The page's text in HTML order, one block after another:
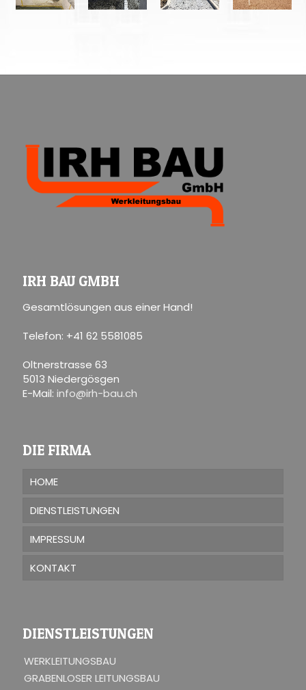
IRH BAU GMBH
Gesamtlösungen aus einer Hand!
Telefon: +41 62 5581085
Oltnerstrasse 63
5013 Niedergösgen
E-Mail: info@irh-bau.ch
DIE FIRMA
HOME
DIENSTLEISTUNGEN
IMPRESSUM
KONTAKT
DIENSTLEISTUNGEN
WERKLEITUNGSBAU
GRABENLOSER LEITUNGSBAU